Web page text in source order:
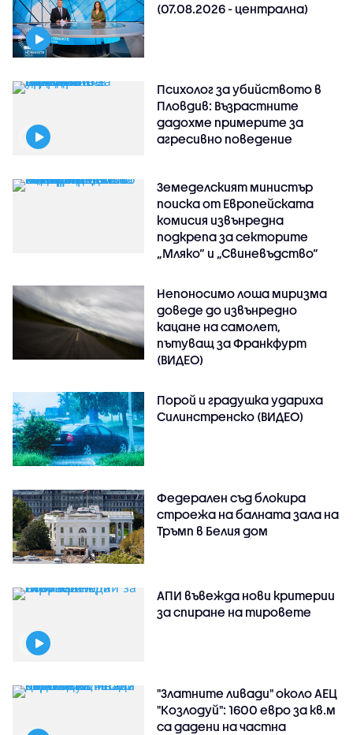
(07.08.2026 - централна)
Психолог за убийството в
Пловдив: Възрастните
дадохме примерите за
агресивно поведение
Земеделският министър
поиска от Европейската
комисия извънредна
подкрепа за секторите
„Мляко“ и „Свиневъдство“
Непоносимо лоша миризма
доведе до извънредно
кацане на самолет,
пътуващ за Франкфурт
(ВИДЕО)
Порой и градушка удариха
Силинстренско (ВИДЕО)
Федерален съд блокира
строежа на балната зала на
Тръмп в Белия дом
АПИ въвежда нови критерии
за спиране на тировете
"Златните ливади" около АЕЦ
"Козлодуй": 1600 евро за кв.м
са дадени на частна